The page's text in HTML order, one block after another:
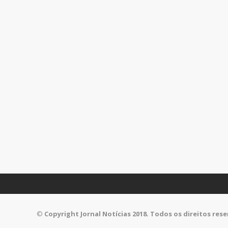
© Copyright Jornal Notícias 2018. Todos os direitos